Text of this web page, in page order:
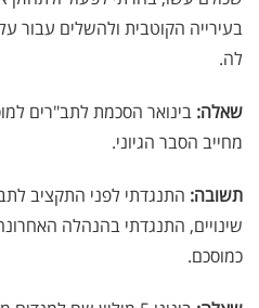
בעירייה הקוטבית ולהשלים עבור
לה.
שאלה: בינואר הסכמת לתב"רים
מחייב הסבר הגיוני.
תשובה: התנגדתי לפני התקציב
שינויים, התנגדתי בהנהלה
כמוסכם.